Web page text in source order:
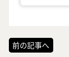
前の記事へ